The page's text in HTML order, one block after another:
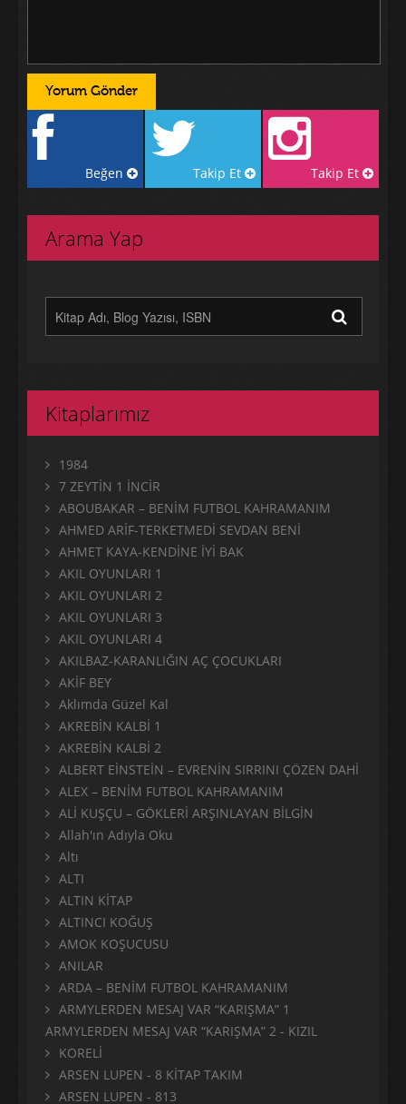
Beğen Takip Et Takip Et
Arama Yap
Kitaplarımız
1984
7 ZEYTİN 1 İNCİR
ABOUBAKAR – BENİM FUTBOL KAHRAMANIM
AHMED ARİF-TERKETMEDİ SEVDAN BENİ
AHMET KAYA-KENDİNE İYİ BAK
AKIL OYUNLARI 1
AKIL OYUNLARI 2
AKIL OYUNLARI 3
AKIL OYUNLARI 4
AKILBAZ-KARANLIĞIN AÇ ÇOCUKLARI
AKİF BEY
Aklımda Güzel Kal
AKREBİN KALBİ 1
AKREBİN KALBİ 2
ALBERT EİNSTEİN – EVRENİN SIRRINI ÇÖZEN DAHİ
ALEX – BENİM FUTBOL KAHRAMANIM
ALİ KUŞÇU – GÖKLERİ ARŞINLAYAN BİLGİN
Allah'ın Adıyla Oku
Altı
ALTI
ALTIN KİTAP
ALTINCI KOĞUŞ
AMOK KOŞUCUSU
ANILAR
ARDA – BENİM FUTBOL KAHRAMANIM
ARMYLERDEN MESAJ VAR “KARIŞMA” 1
ARMYLERDEN MESAJ VAR “KARIŞMA” 2 - KIZIL
KORELİ
ARSEN LUPEN - 8 KİTAP TAKIM
ARSEN LUPEN - 813